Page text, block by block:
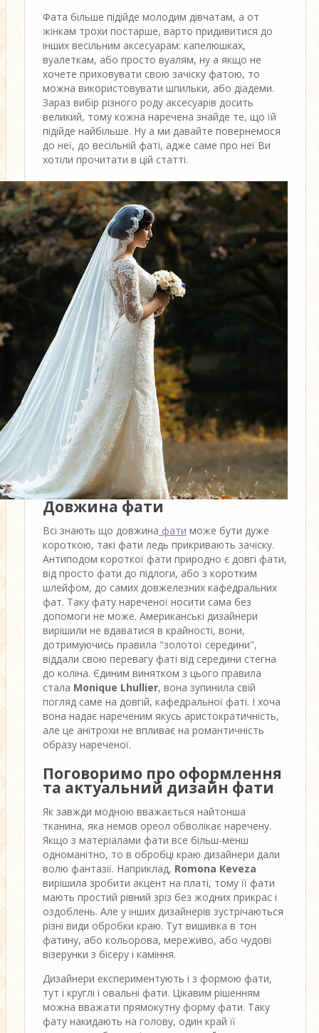
Фата більше підійде молодим дівчатам, а от
жінкам трохи постарше, варто придивитися до
інших весільним аксесуарам: капелюшках,
вуалеткам, або просто вуалям, ну а якщо не
хочете приховувати свою зачіску фатою, то
можна використовувати шпильки, або діадеми.
Зараз вибір різного роду аксесуарів досить
великий, тому кожна наречена знайде те, що їй
підійде найбільше. Ну а ми давайте повернемося
до неї, до весільній фаті, адже саме про неї Ви
хотіли прочитати в цій статті.
Довжина фати
Всі знають що довжина фати може бути дуже
короткою, такі фати ледь прикривають зачіску.
Антиподом короткої фати природно є довгі фати,
від просто фати до підлоги, або з коротким
шлейфом, до самих довжелезних кафедральних
фат. Таку фату нареченої носити сама без
допомоги не може. Американські дизайнери
вирішили не вдаватися в крайності, вони,
дотримуючись правила "золотої середини",
віддали свою перевагу фаті від середини стегна
до коліна. Єдиним винятком з цього правила
стала Monique Lhullier, вона зупинила свій
погляд саме на довгій, кафедральної фаті. І хоча
вона надає нареченим якусь аристократичність,
але це анітрохи не впливає на романтичність
образу нареченої.
Поговоримо про оформлення
та актуальний дизайн фати
Як завжди модною вважається найтонша
тканина, яка немов ореол обволікає наречену.
Якщо з матеріалами фати все більш-менш
одноманітно, то в обробці краю дизайнери дали
волю фантазії. Наприклад, Romona Keveza
вирішила зробити акцент на платі, тому її фати
мають простий рівний зріз без жодних прикрас і
оздоблень. Але у інших дизайнерів зустрічаються
різні види обробки краю. Тут вишивка в тон
фатину, або кольорова, мереживо, або чудові
візерунки з бісеру і каміння.
Дизайнери експериментують і з формою фати,
тут і круглі і овальні фати. Цікавим рішенням
можна вважати прямокутну форму фати. Таку
фату накидають на голову, один край її